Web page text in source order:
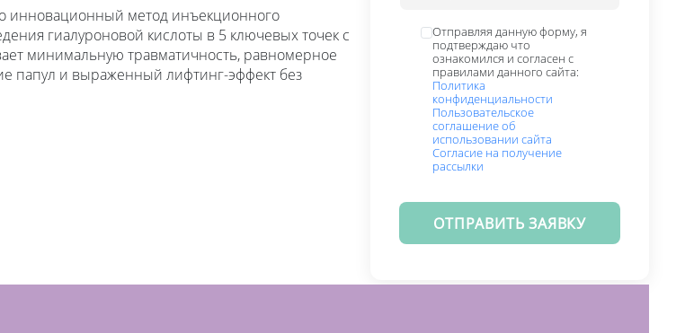
Отправляя данную форму, я
подтверждаю что
ознакомился и согласен с
правилами данного сайта:
Политика
конфиденциальности
Пользовательское
соглашение об
использовании сайта
Согласие на получение
рассылки
ОТПРАВИТЬ ЗАЯВКУ
инновационный метод инъекционного
гиалуроновой кислоты в 5 ключевых точек с
минимальную травматичность, равномерное
папул и выраженный лифтинг-эффект без